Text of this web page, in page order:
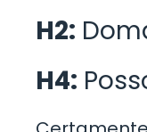
H2:
H4: